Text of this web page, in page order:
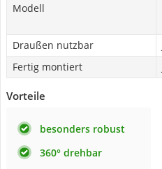
Modell
Draußen nutzbar
Fertig montiert
Vorteile
besonders robust
360° drehbar